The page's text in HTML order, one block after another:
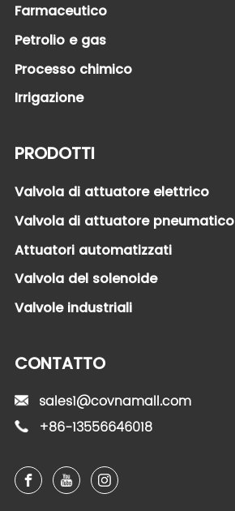
Farmaceutico
Petrolio e gas
Processo chimico
Irrigazione
PRODOTTI
Valvola di attuatore elettrico
Valvola di attuatore pneumatico
Attuatori automatizzati
Valvola del solenoide
Valvole industriali
CONTATTO
sales1@covnamall.com
+86-13556646018